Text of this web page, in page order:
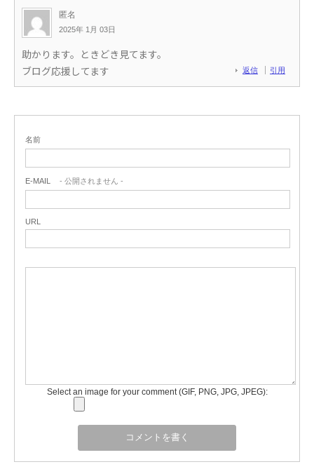
匿名
2025年 1月 03日
返信 引用
助かります。ときどき見てます。
ブログ応援してます
名前
E-MAIL - 公開されません -
URL
Select an image for your comment (GIF, PNG, JPG, JPEG):